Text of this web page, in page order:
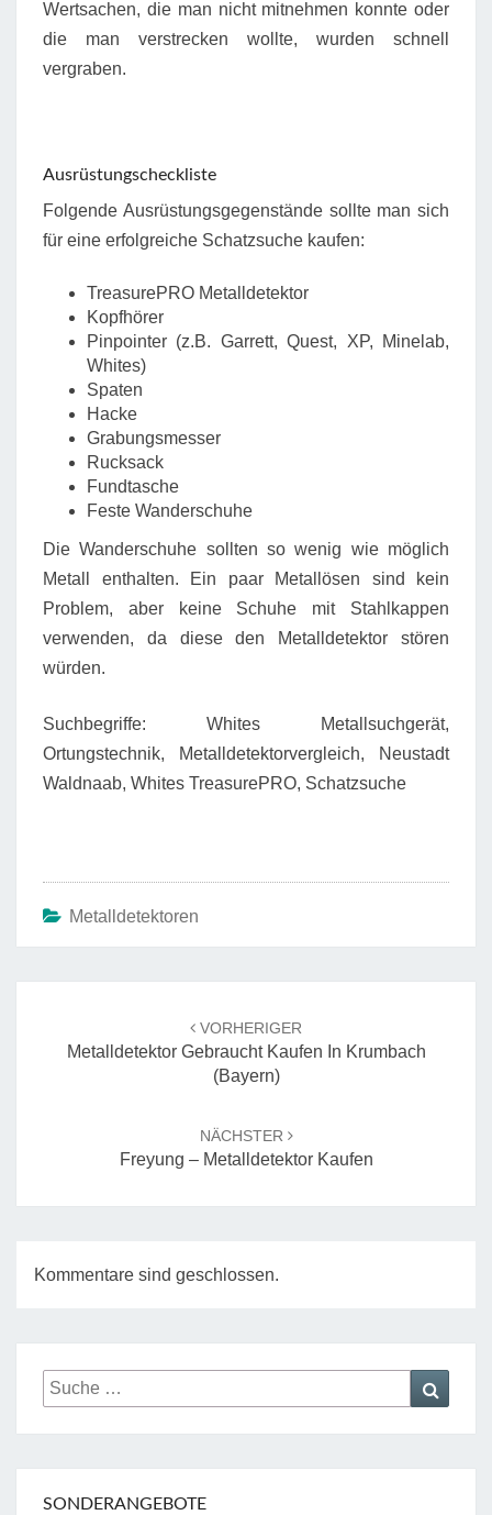
Wertsachen, die man nicht mitnehmen konnte oder
die man verstrecken wollte, wurden schnell
vergraben.
Ausrüstungscheckliste
Folgende Ausrüstungsgegenstände sollte man sich
für eine erfolgreiche Schatzsuche kaufen:
TreasurePRO Metalldetektor
Kopfhörer
Pinpointer (z.B. Garrett, Quest, XP, Minelab,
Whites)
Spaten
Hacke
Grabungsmesser
Rucksack
Fundtasche
Feste Wanderschuhe
Die Wanderschuhe sollten so wenig wie möglich
Metall enthalten. Ein paar Metallösen sind kein
Problem, aber keine Schuhe mit Stahlkappen
verwenden, da diese den Metalldetektor stören
würden.
Suchbegriffe: Whites Metallsuchgerät,
Ortungstechnik, Metalldetektorvergleich, Neustadt
Waldnaab, Whites TreasurePRO, Schatzsuche
Metalldetektoren
VORHERIGER
Metalldetektor Gebraucht Kaufen In Krumbach
(Bayern)
NÄCHSTER
Freyung – Metalldetektor Kaufen
Kommentare sind geschlossen.
Suche
nach:
SONDERANGEBOTE